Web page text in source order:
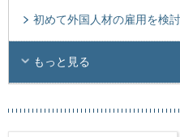
初めて外国人材の雇用を検
もっと見る